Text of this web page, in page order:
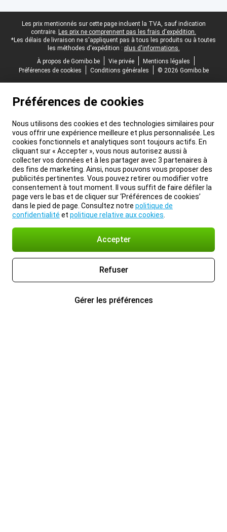
Pied-de-page légal
Les prix mentionnés sur cette page incluent la TVA, sauf indication
contraire. Les prix ne comprennent pas les frais d'expédition.
*Les délais de livraison ne s'appliquent pas à tous les produits ou à toutes
les méthodes d'expédition : plus d'informations.
À propos de Gomibo.be
Vie privée
Mentions légales
Préférences de cookies
Conditions générales © 2026 Gomibo.be
Préférences de cookies
Nous utilisons des cookies et des technologies similaires pour
vous offrir une expérience meilleure et plus personnalisée. Les
cookies fonctionnels et analytiques sont toujours actifs. En
cliquant sur « Accepter », vous nous autorisez aussi à
collecter vos données et à les partager avec 3 partenaires à
des fins de marketing. Ainsi, nous pouvons vous proposer des
publicités pertinentes. Vous pouvez retirer ou modifier votre
consentement à tout moment. Il vous suffit de faire défiler la
page vers le bas et de cliquer sur ‘Préférences de cookies’
dans le pied de page. Consultez notre politique de
confidentialité et politique relative aux cookies
Accepter
Refuser
Gérer les préférences